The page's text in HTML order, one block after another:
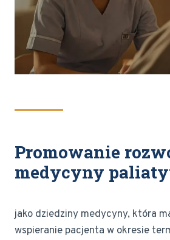
Promowanie
medycyny
jako dziedziny medycyny, która
wspieranie pacjenta w okresie